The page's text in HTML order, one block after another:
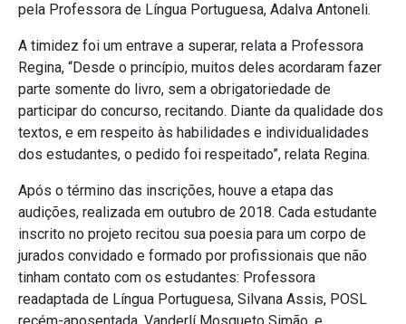
pela Professora de Língua Portuguesa, Adalva Antoneli.
A timidez foi um entrave a superar, relata a Professora
Regina, “Desde o princípio, muitos deles acordaram fazer
parte somente do livro, sem a obrigatoriedade de
participar do concurso, recitando. Diante da qualidade dos
textos, e em respeito às habilidades e individualidades
dos estudantes, o pedido foi respeitado”, relata Regina.
Após o término das inscrições, houve a etapa das
audições, realizada em outubro de 2018. Cada estudante
inscrito no projeto recitou sua poesia para um corpo de
jurados convidado e formado por profissionais que não
tinham contato com os estudantes: Professora
readaptada de Língua Portuguesa, Silvana Assis, POSL